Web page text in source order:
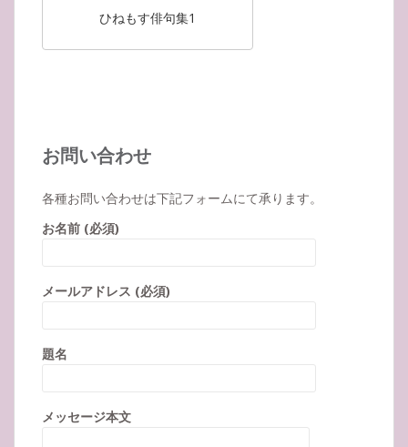
ひねもす俳句集1
お問い合わせ
各種お問い合わせは下記フォームにて承ります。
お名前 (必須)
メールアドレス (必須)
題名
メッセージ本文